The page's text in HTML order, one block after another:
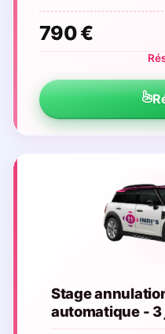
790 €
Stage
automatique - 3